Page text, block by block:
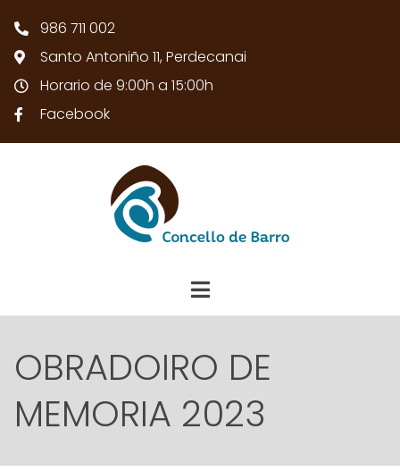
986 711 002
Santo Antoniño 11, Perdecanai
Horario de 9:00h a 15:00h
Facebook
OBRADOIRO DE
MEMORIA 2023